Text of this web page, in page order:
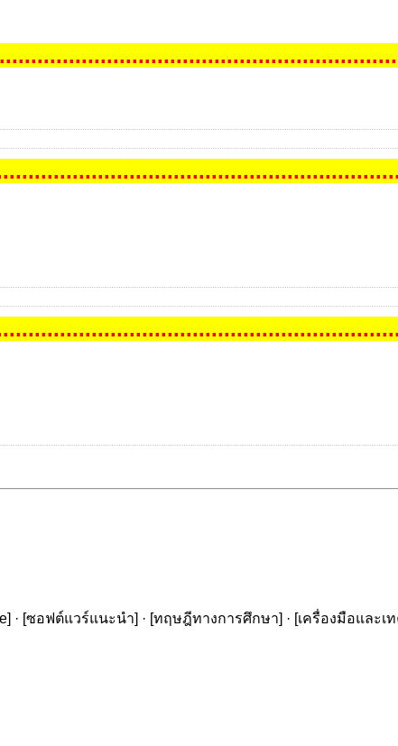
..............................................................
............................................................
............................................................
] · [ซอฟต์แวร์แนะนำ] · [ทฤษฎีทางการศึกษา] · [เครื่องมือและเ